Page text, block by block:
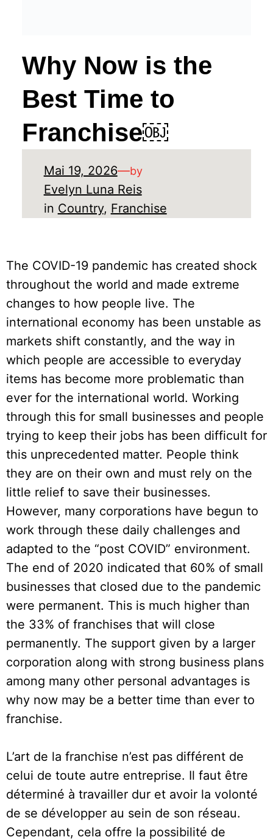
Why Now is the
Best Time to
Franchise￼
Mai 19, 2026—by
Evelyn Luna Reis
in Country, Franchise
The COVID-19 pandemic has created shock
throughout the world and made extreme
changes to how people live. The
international economy has been unstable as
markets shift constantly, and the way in
which people are accessible to everyday
items has become more problematic than
ever for the international world. Working
through this for small businesses and people
trying to keep their jobs has been difficult for
this unprecedented matter. People think
they are on their own and must rely on the
little relief to save their businesses.
However, many corporations have begun to
work through these daily challenges and
adapted to the “post COVID” environment.
The end of 2020 indicated that 60% of small
businesses that closed due to the pandemic
were permanent. This is much higher than
the 33% of franchises that will close
permanently. The support given by a larger
corporation along with strong business plans
among many other personal advantages is
why now may be a better time than ever to
franchise.
L’art de la franchise n’est pas différent de
celui de toute autre entreprise. Il faut être
déterminé à travailler dur et avoir la volonté
de se développer au sein de son réseau.
Cependant, cela offre la possibilité de